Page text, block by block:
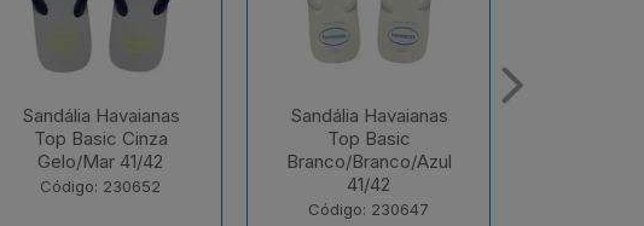
Sandália Havaianas
Top Basic
Branco/Branco/Azul
41/42
Sandália Havaianas
Color Vermelho
Hibisco 37/38
Código: 230372